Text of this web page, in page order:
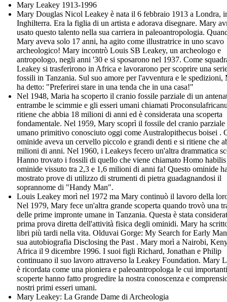
Mary Leakey 1913-1996
Mary Douglas Nicol Leakey è nata il 6 febbraio 1913 a Londra,
Inghilterra. Era la figlia di un artista e adorava disegnare. Mary
usato questo talento nella sua carriera in paleoantropologia.
Mary aveva solo 17 anni, ha agito come illustratrice in uno scavo
archeologico! Mary incontrò Louis SB Leakey, un archeologo e
antropologo, negli anni '30 e si sposarono nel 1937. Come
Leakey si trasferirono in Africa e lavorarono per scoprire una
fossili in Tanzania. Sul suo amore per l'avventura e le spedizioni,
ha detto: "Preferirei stare in una tenda che in una casa!"
Nel 1948, Maria ha scoperto il cranio fossile parziale di un
entrambe le scimmie e gli esseri umani chiamati
ritiene che abbia 18 milioni di anni ed è considerata una scoperta
fondamentale. Nel 1959, Mary scoprì il fossile del cranio
umano primitivo conosciuto oggi come Australopithecus boisei .
ominide aveva un cervello piccolo e grandi denti e si ritiene che
milioni di anni. Nel 1960, i Leakeys fecero un'altra drammatica
Hanno trovato i fossili di quello che viene chiamato Homo
ominide vissuto tra 2,3 e 1,6 milioni di anni fa! Questo ominide
mostrato prove di utilizzo di strumenti di pietra guadagnandosi il
soprannome di "Handy Man".
Louis Leakey morì nel 1972 ma Mary continuò il lavoro della
Nel 1979, Mary fece un'altra grande scoperta quando trovò una
delle prime impronte umane in Tanzania. Questa è stata
prima prova diretta dell'attività fisica degli ominidi. Mary ha
libri più tardi nella vita. Olduvai Gorge: My Search for Early
sua autobiografia Disclosing the Past . Mary morì a Nairobi,
Africa il 9 dicembre 1996. I suoi figli Richard, Jonathan e Philip
continuano il suo lavoro attraverso la Leakey Foundation. Mary
è ricordata come una pioniera e paleoantropologa le cui importanti
scoperte hanno fatto progredire la nostra conoscenza e
nostri primi esseri umani.
Mary Leakey: La Grande Dame di Archeologia